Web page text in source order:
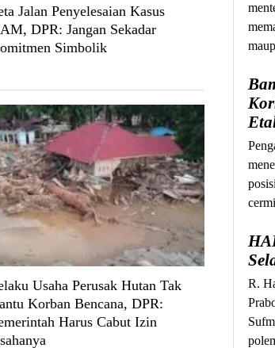
Jalan Penyelesaian Kasus
DPR: Jangan Sekadar
Simbolik
Usaha Perusak Hutan Tak
Korban Bencana, DPR:
Harus Cabut Izin
R.